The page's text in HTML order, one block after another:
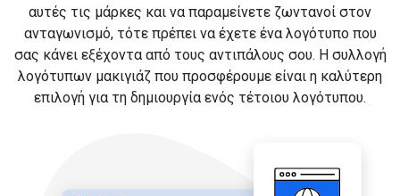
αυτές τις μάρκες και να παραμείνετε ζωντανοί στον
ανταγωνισμό, τότε πρέπει να έχετε ένα λογότυπο που
σας κάνει εξέχοντα από τους αντιπάλους σου. Η συλλογή
λογότυπων μακιγιάζ που προσφέρουμε είναι η καλύτερη
επιλογή για τη δημιουργία ενός τέτοιου λογότυπου.